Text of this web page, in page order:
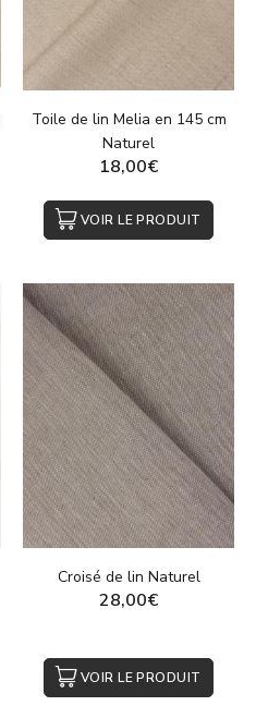
Toile de lin Melia en 145 cm
Naturel
18,00€
VOIR LE PRODUIT
Croisé de lin Naturel
28,00€
VOIR LE PRODUIT